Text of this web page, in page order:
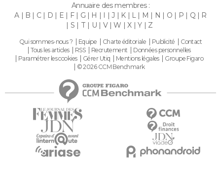
Annuaire des membres :
A
B C D E F G H I J K L M N O P Q
R
S
T U V W X Y Z
Qui sommes-nous ? Equipe Charte éditoriale Publicité
Contact
Tous les articles
RSS Recrutement
Données personnelles
Paramétrer les cookies
Gérer Utiq Mentions légales
Groupe Figaro
© 2026 CCM Benchmark